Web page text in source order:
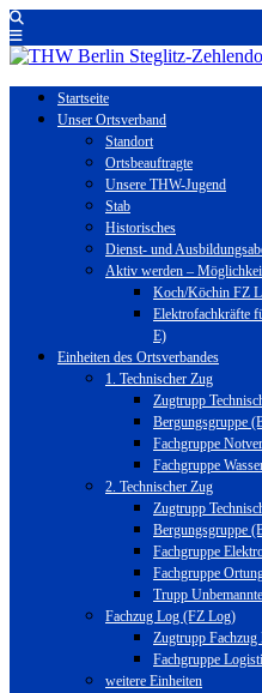
Startseite
Unser Ortsverband
Standort
Ortsbeauftragte
Unsere THW-Jugend
Stab
Historisches
Dienst- und
Aktiv werden –
Koch/Köchin FZ
Elektrofachkräfte
E)
Einheiten des Ortsverbandes
1. Technischer Zug
Zugtrupp
Bergungsgruppe
Fachgruppe
Fachgruppe
2. Technischer Zug
Zugtrupp
Bergungsgruppe
Fachgruppe
Fachgruppe
Trupp
Fachzug Log (FZ Log)
Zugtrupp
Fachgruppe
weitere Einheiten